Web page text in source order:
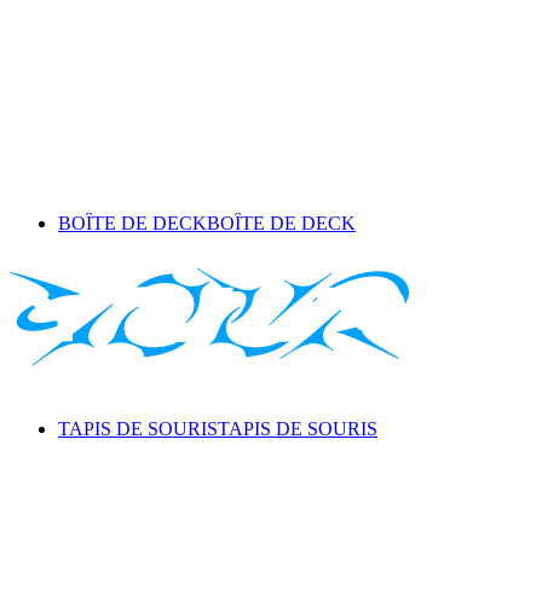
BOÎTE DE DECKBOÎTE DE DECK
TAPIS DE SOURISTAPIS DE SOURIS